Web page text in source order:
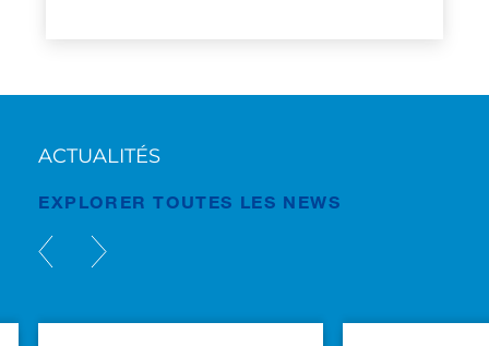
ACTUALITÉS
EXPLORER TOUTES LES NEWS